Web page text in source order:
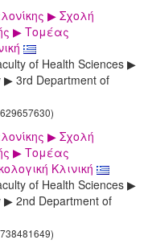
▶ Σχολή
▶ Τομέας
of Health Sciences ▶
▶ 3rd Department of
▶ Σχολή
▶ Τομέας
Κλινική
of Health Sciences ▶
▶ 2nd Department of